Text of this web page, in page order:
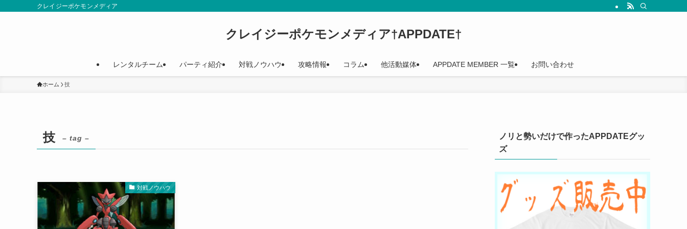
クレイジーポケモンメディア
クレイジーポケモンメディア†APPDATE†
レンタルチーム パーティ紹介 対戦ノウハウ 攻略情報 コラム 他活動媒体 APPDATE MEMBER 一覧 お問い合わせ
ホーム 技
技 – tag –
対戦ノウハウ
ノリと勢いだけで作ったAPPDATEグッ
ズ